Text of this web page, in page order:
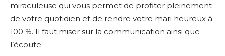
miraculeuse qui vous permet de profiter pleinement
de votre quotidien et de rendre votre mari heureux à
100 %. Il faut miser sur la communication ainsi que
l’écoute.